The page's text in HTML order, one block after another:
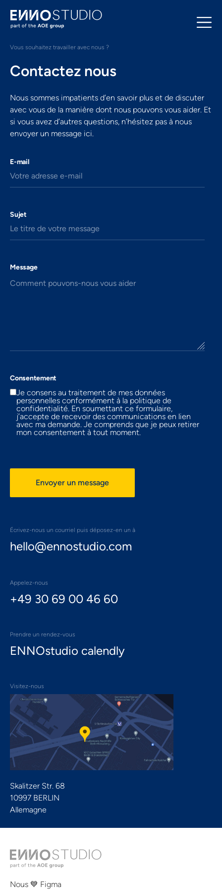
Vous souhaitez travailler avec nous ?
Contactez nous
Nous sommes impatients d’en savoir plus et de discuter
avec vous de la manière dont nous pouvons vous aider. Et
si vous avez d’autres questions, n’hésitez pas à nous
envoyer un message ici.
E-mail
Votre adresse e-mail
Sujet
Le titre de votre message
Message
Comment pouvons-nous vous aider
Consentement
Je consens au traitement de mes données
personnelles conformément à la politique de
confidentialité. En soumettant ce formulaire,
j’accepte de recevoir des communications en lien
avec ma demande. Je comprends que je peux retirer
mon consentement à tout moment.
Envoyer un message
Écrivez-nous un courriel puis déposez-en un à
hello@ennostudio.com
Appelez-nous
+49 30 69 00 46 60
Prendre un rendez-vous
ENNOstudio calendly
Visitez-nous
Skalitzer Str. 68
10997 BERLIN
Allemagne
Nous 💙 Figma